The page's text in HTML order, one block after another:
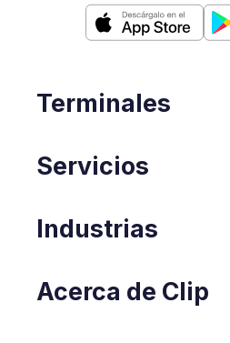
Terminales
Servicios
Industrias
Acerca de Clip